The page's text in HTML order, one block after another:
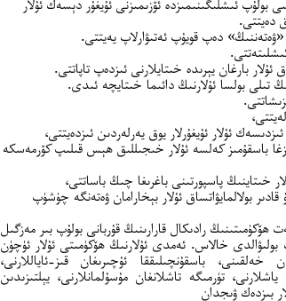
ئىشلىگىنىمىزدە ئۆزىمىزنى ئۇيغۇر دېسەك ئۇلار
دەيتتى.
دەپ قويۇپ ئەتىۋارلاپ يەيتتى.
بارغان يېرىدە خىتايلارنى ئىزدەپ تاپاتتى.
تىلى بولسا ئۇلارنىڭ دائىما خىتايچە ئىدى.
ئۇلار ئۇيغۇرلار يوق يەرلەردىن ئىزدەيتتى،
باسقۇمىز كەلسە ئۇلار خىجىللىق ھېس قىلىپ كۆرمەسكە
خىتاينىڭ پاسپورتىنى باغرىغا چىڭ باساتتى،
بولالمايۋاتساق ئۇلار بېخارامان ۋەتەنگە چۈشۈپ
رادىكال قارارىنىڭ قۇربانى بولۇپ بىر مەزگىل
بولىۋالدى خالاس. ئەمدى ئۇلارنىڭ ھۆكۈمىتى ئۇلار ئۈچۈن
باسقۇنچىلىققا ئۇچىرىغان قىز-ئاياللارنى،
تۈرمىگە تاشلانغان مۇسۇلمانلارنى، يېلتىزىدىن
بىزدەك ۋىجدان